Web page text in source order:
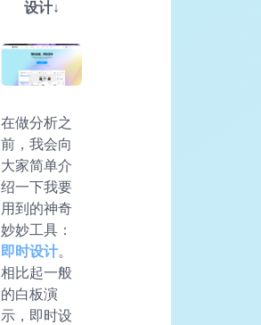
设计↓
在做分析之
前，我会向
大家简单介
绍一下我要
用到的神奇
妙妙工具：
即时设计。
相比起一般
的白板演
示，即时设